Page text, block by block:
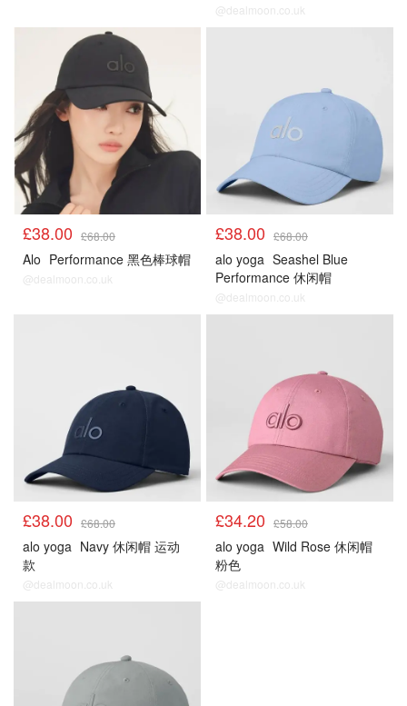
@dealmoon.co.uk
£38.00 £68.00
Alo Performance 黑色棒球帽
@dealmoon.co.uk
£38.00 £68.00
alo yoga Seashel Blue
Performance 休闲帽
@dealmoon.co.uk
£38.00 £68.00
alo yoga Navy 休闲帽 运动
款
@dealmoon.co.uk
£34.20 £58.00
alo yoga Wild Rose 休闲帽
粉色
@dealmoon.co.uk